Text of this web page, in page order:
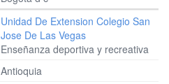
Unidad De Extension Colegio San
Jose De Las Vegas
Enseñanza deportiva y recreativa
Antioquia